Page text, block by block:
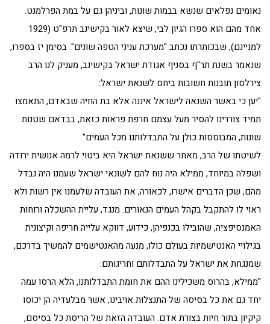
נאומים נפלאים שנשא בבמות שונות, וביניהן גם על במת הפרלמנט.
אחד מהם הוא ספרו הגיון לבי, שיצא לאור בקישינב תרפ"ט (1929
למניינם), שבכותרתו נכתב "מערכת עניני הטפה שונים". בסימן יז בספרו,
שנאמר בשנת תר"ף בסניף אגודת ישראל בקישינב, מעניק לנו הרב
צירלסון תובנות חשובות ביחס לשנאת ישראל:
"יען כי באשר השנאה לישראל איננה אלא בת החיה שבאדם, התאמצו
תמיד צוררינו להסיר מעל עצמם חרפת פראות כזאת, בבדאם שטנות
שונות, המבוססות כולן על התבדלותנו מכל העמים".
לשיטתו של הרב, מאחר ששנאת ישראל היא ביטוי לרמה אנושית ירודה
ושפלה במיוחד, ממילא היה נוח להם לשונאי ישראל שעמנו היה נבדל
מהם, שכן הדברים אישרו, לכאורה, את העובדה שלעמנו אין רשות ולא
ראוי לו להתקבל בקהל העמים הנאורים. מנגד, עליית ההשכלה ורוחות
האמנסיפציה, שהובילו בכנפיהן, כידוע, דווקא עלייה חריפה וקיצונית
בגילויי האנטישמיות בעולם כולו, מנעה מהאנטישמים להמשיך בדרכם,
שמנגחת את ישראל על התבדלותם וחריגותם:
"ממילא, בהרוס משכילינו ההם את חומת התבדלותנו, הלא הרסו עמה
יחד גם את כל בסיסה של התנצלות אויבינו, אשר מבלעדיה הן יכוסו
קיקיון בתור חיות בצורת אדם. העובדה הזאת של הריסת כל בסיסם,